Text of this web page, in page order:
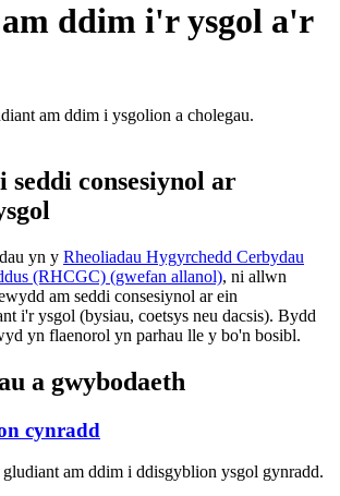
ddim i'r ysgol a'r
am ddim i ysgolion a cholegau.
seddi consesiynol ar
yn y Rheoliadau Hygyrchedd Cerbydau
(RHCGC) (gwefan allanol), ni allwn
am seddi consesiynol ar ein
i'r ysgol (bysiau, coetsys neu dacsis). Bydd
yn flaenorol yn parhau lle y bo'n bosibl.
a gwybodaeth
cynradd
gludiant am ddim i ddisgyblion ysgol gynradd.